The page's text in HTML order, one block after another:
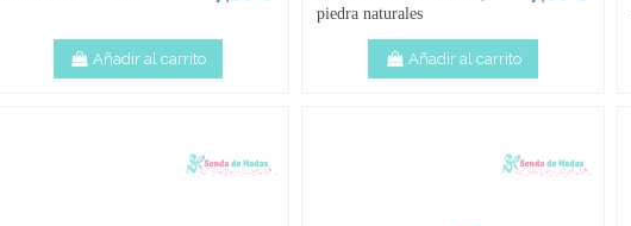
Añadir al carrito
piedra naturales
Añadir al carrito